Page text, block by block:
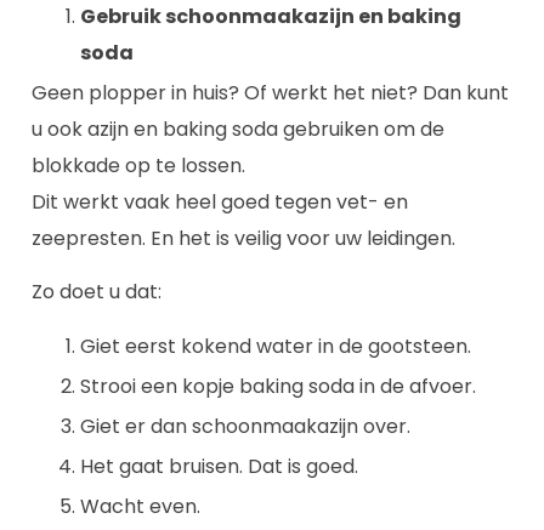
Gebruik schoonmaakazijn en baking
soda
Geen plopper in huis? Of werkt het niet? Dan kunt
u ook azijn en baking soda gebruiken om de
blokkade op te lossen.
Dit werkt vaak heel goed tegen vet- en
zeepresten. En het is veilig voor uw leidingen.
Zo doet u dat:
Giet eerst kokend water in de gootsteen.
Strooi een kopje baking soda in de afvoer.
Giet er dan schoonmaakazijn over.
Het gaat bruisen. Dat is goed.
Wacht even.